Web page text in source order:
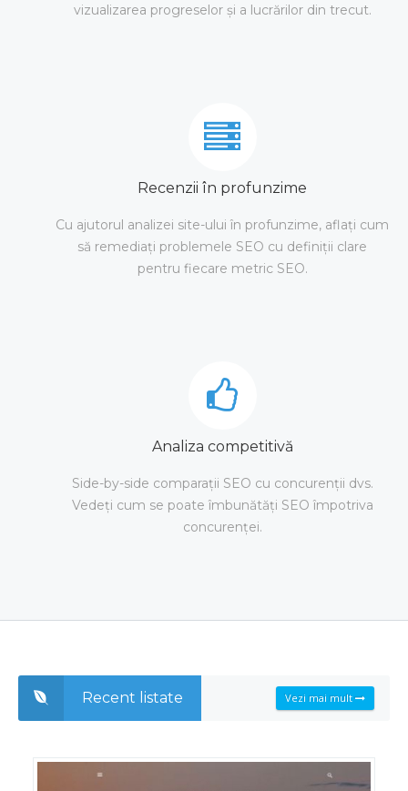
vizualizarea progreselor și a lucrărilor din trecut.
Recenzii în profunzime
Cu ajutorul analizei site-ului în profunzime, aflați cum
să remediați problemele SEO cu definiții clare
pentru fiecare metric SEO.
Analiza competitivă
Side-by-side comparații SEO cu concurenții dvs.
Vedeți cum se poate îmbunătăți SEO împotriva
concurenței.
Recent listate Vezi mai mult